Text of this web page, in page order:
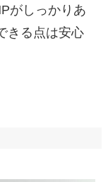
がしっかりあ
きる点は安心